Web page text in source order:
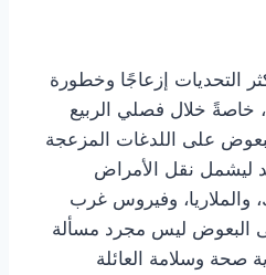
التحديات إزعاجًا وخطورة
خاصةً خلال فصلي الربيع
على اللدغات المزعجة
ليشمل نقل الأمراض
وفيروس غرب
البعوض ليس مجرد مسألة
صحة وسلامة العائلة